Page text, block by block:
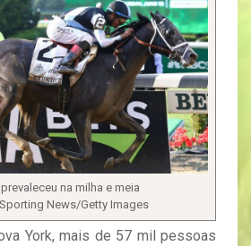
na milha e meia
News/Getty Images
York, mais de 57 mil pessoas